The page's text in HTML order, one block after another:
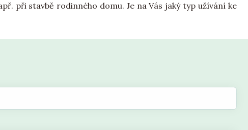
při stavbě rodinného domu. Je na Vás jaký typ užívání ke